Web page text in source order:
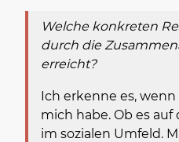
Welche konkreten
durch die
erreicht?
Ich erkenne es,
mich habe. Ob es
im sozialen Umfeld.